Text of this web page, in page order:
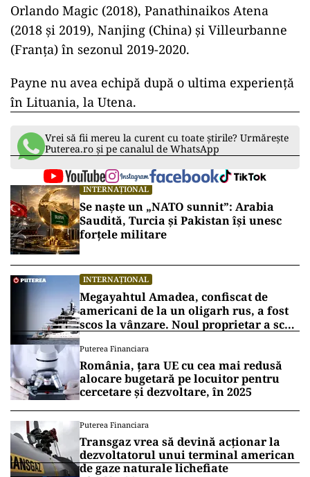
Orlando Magic (2018), Panathinaikos Atena
(2018 şi 2019), Nanjing (China) şi Villeurbanne
(Franţa) în sezonul 2019-2020.
Payne nu avea echipă după o ultima experienţă
în Lituania, la Utena.
Vrei să fii mereu la curent cu toate știrile? Urmărește
Puterea.ro și pe canalul de WhatsApp
INTERNAȚIONAL
Se naște un „NATO sunnit”: Arabia
Saudită, Turcia și Pakistan își unesc
forțele militare
INTERNAȚIONAL
Megayahtul Amadea, confiscat de
americani de la un oligarh rus, a fost
scos la vânzare. Noul proprietar a scos
Puterea Financiara
România, țara UE cu cea mai redusă
alocare bugetară pe locuitor pentru
cercetare și dezvoltare, în 2025
Puterea Financiara
Transgaz vrea să devină acționar la
dezvoltatorul unui terminal american
de gaze naturale lichefiate